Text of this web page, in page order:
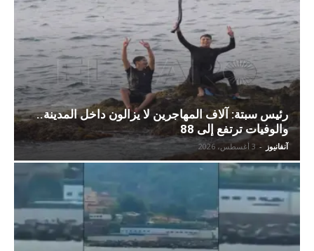
رئيس سبتة: آلاف المهاجرين لا يزالون داخل المدينة..
والوفيات ترتفع إلى 88
آنفانيوز - 3 أغسطس، 2026